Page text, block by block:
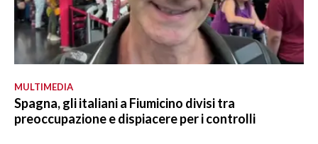
MULTIMEDIA
Spagna, gli italiani a Fiumicino divisi tra
preoccupazione e dispiacere per i controlli